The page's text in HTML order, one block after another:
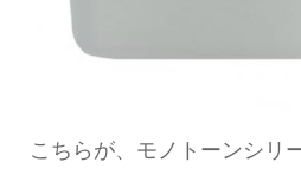
こちらが、モノトーンシリ